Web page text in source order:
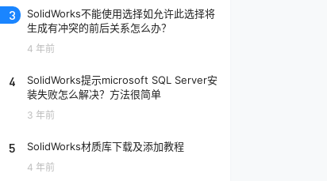
3
SolidWorks不能使用选择如允许此选择将
生成有冲突的前后关系怎么办？
4 年前
4
SolidWorks提示microsoft SQL Server安
装失败怎么解决？方法很简单
3 年前
5 SolidWorks材质库下载及添加教程
4 年前